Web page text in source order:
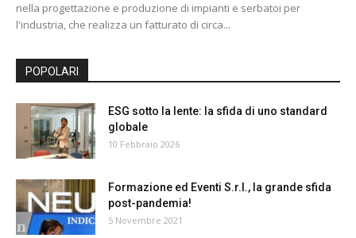
nella progettazione e produzione di impianti e serbatoi per
l'industria, che realizza un fatturato di circa...
POPOLARI
ESG sotto la lente: la sfida di uno standard
globale
10 Febbraio 2026
Formazione ed Eventi S.r.l., la grande sfida
post-pandemia!
5 Novembre 2021